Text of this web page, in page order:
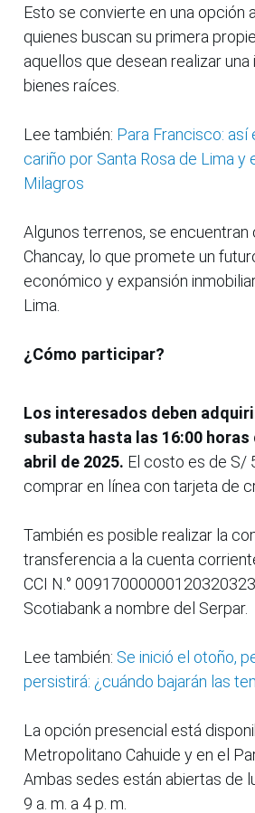
Esto se convierte en una opción
quienes buscan su primera
aquellos que desean realizar una
bienes raíces.
Lee también: Para Francisco: así
cariño por Santa Rosa de Lima y
Milagros
Algunos terrenos, se
Chancay, lo que promete un
económico y expansión
Lima.
¿Cómo participar?
Los interesados deben
subasta hasta las 16:00 horas
abril de 2025. El costo es de S/
comprar en línea con tarjeta de
También es posible realizar la
transferencia a la cuenta
CCI N.°
Scotiabank a nombre del Serpar.
Lee también: Se inició el otoño,
persistirá: ¿cuándo bajarán las
La opción presencial está
Metropolitano Cahuide y en el
Ambas sedes están abiertas de
9 a. m. a 4 p. m.